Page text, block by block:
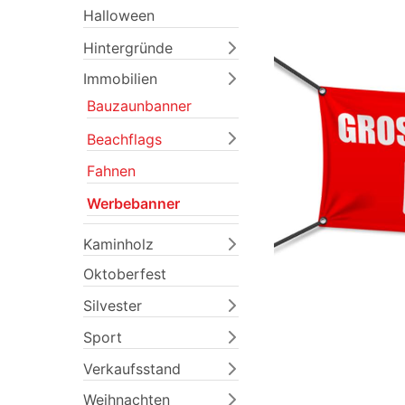
Halloween
Hintergründe
Immobilien
Bauzaunbanner
Beachflags
Fahnen
Werbebanner
Kaminholz
Oktoberfest
Silvester
Sport
Verkaufsstand
Weihnachten
Previous